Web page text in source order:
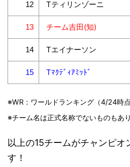
12 Tティリンゾーニ
13 チーム吉田(知)
14 Tエイナーソン
15 Tﾏｸﾃﾞｨｱﾐｯﾄﾞ
※WR：ワールドランキング（4/24時点
※チーム名は正式名称でないものもあ
以上の15チームがチャンピオ
す！